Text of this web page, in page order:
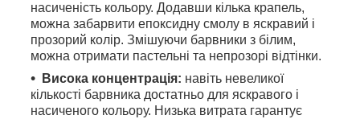
насиченість кольору. Додавши кілька крапель,
можна забарвити епоксидну смолу в яскравий і
прозорий колір. Змішуючи барвники з білим,
можна отримати пастельні та непрозорі відтінки.
Висока концентрація: навіть невеликої
кількості барвника достатньо для яскравого і
насиченого кольору. Низька витрата гарантує